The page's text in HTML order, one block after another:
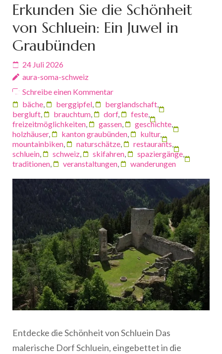
Erkunden Sie die Schönheit
von Schluein: Ein Juwel in
Graubünden
24 Juli 2026
aura-soma-schweiz
Schreibe einen Kommentar
bäche, berggipfel, berglandschaft,
bergluft, brauchtum, dorf, feste,
freizeitmöglichkeiten, gassen, geschichte,
holzhäuser, kanton graubünden, kultur,
mountainbiken, naturschätze, restaurants,
schluein, schweiz, skifahren, spaziergänge,
traditionen, veranstaltungen, wanderungen
Entdecke die Schönheit von Schluein Das
malerische Dorf Schluein, eingebettet in die